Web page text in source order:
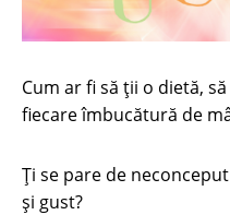
Cum ar fi să ţii o dietă,
fiecare îmbucătură de
Ţi se pare de
şi gust?